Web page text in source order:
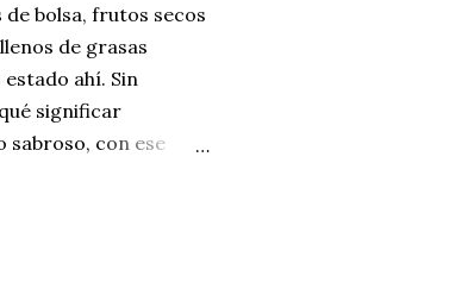
bolsa, frutos secos
de grasas
ahí. Sin
significar
sabroso, con ese
a cambiar por